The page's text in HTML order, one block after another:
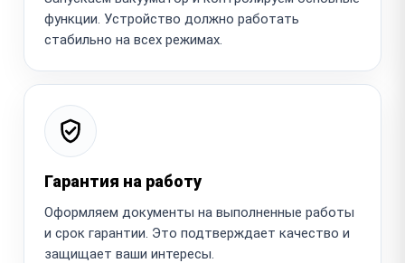
функции. Устройство должно работать
стабильно на всех режимах.
Гарантия на работу
Оформляем документы на выполненные работы
и срок гарантии. Это подтверждает качество и
защищает ваши интересы.